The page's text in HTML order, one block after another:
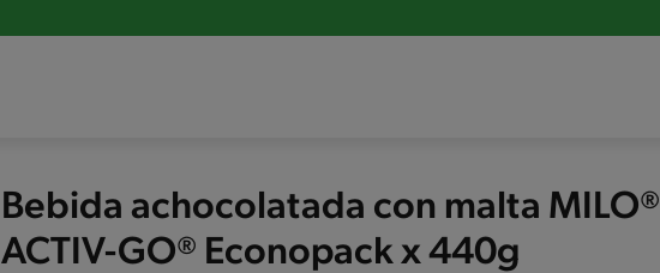
Bebida achocolatada con malta MILO®
ACTIV-GO® Econopack x 440g